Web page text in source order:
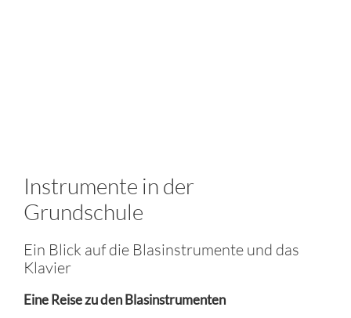
Instrumente in der
Grundschule
Ein Blick auf die Blasinstrumente und das
Klavier
Eine Reise zu den Blasinstrumenten